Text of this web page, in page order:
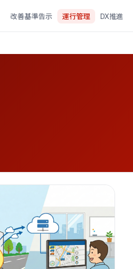
改善基準告示 運行管理 DX推進